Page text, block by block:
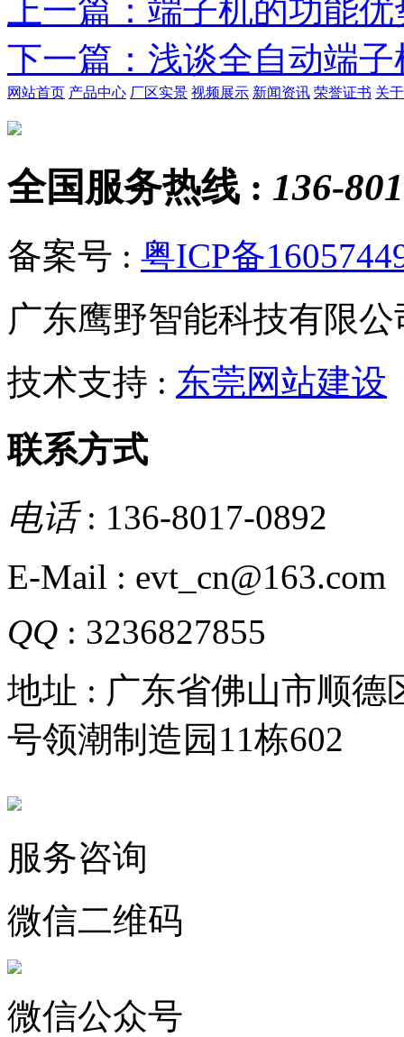
上一篇 ：端子机的功能
下一篇 ：浅谈全自动端
网站首页 产品中心 厂区实景 视频展示 新闻资讯 荣誉证书 关
全国服务热线 : 136-
备案号 : 粤ICP备
广东鹰野智能科技有限
技术支持 : 东莞网站建设
联系方式
电话: 136-8017-0892
E-Mail : evt_cn@163.com
QQ : 3236827855
地址 : 广东省佛山市顺德
号领潮制造园11栋602
服务咨询
微信二维码
微信公众号